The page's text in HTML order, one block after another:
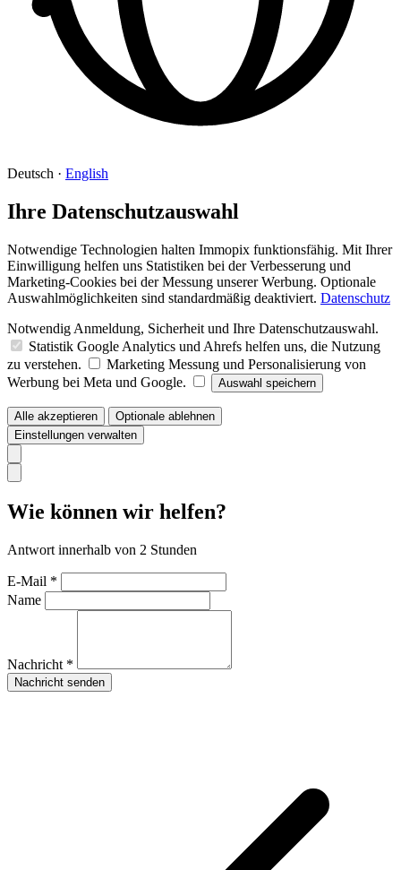
Deutsch · English
Ihre Datenschutzauswahl
Notwendige Technologien halten Immopix funktionsfähig. Mit Ihrer
Einwilligung helfen uns Statistiken bei der Verbesserung und
Marketing-Cookies bei der Messung unserer Werbung. Optionale
Auswahlmöglichkeiten sind standardmäßig deaktiviert. Datenschutz
Notwendig Anmeldung, Sicherheit und Ihre Datenschutzauswahl.
Statistik Google Analytics und Ahrefs helfen uns, die Nutzung
zu verstehen.
Marketing Messung und Personalisierung von
Werbung bei Meta und Google.
Auswahl speichern
Alle akzeptieren
Optionale ablehnen
Einstellungen verwalten
Wie können wir helfen?
Antwort innerhalb von 2 Stunden
E-Mail *
Name
Nachricht *
Nachricht senden